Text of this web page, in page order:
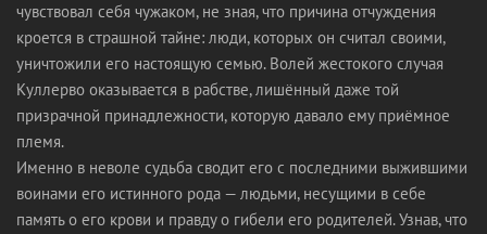
чувствовал себя чужаком, не зная, что причина отчуждения
кроется в страшной тайне: люди, которых он считал своими,
уничтожили его настоящую семью. Волей жестокого случая
Куллерво оказывается в рабстве, лишённый даже той
призрачной принадлежности, которую давало ему приёмное
племя.
Именно в неволе судьба сводит его с последними выжившими
воинами его истинного рода — людьми, несущими в себе
память о его крови и правду о гибели его родителей. Узнав, что